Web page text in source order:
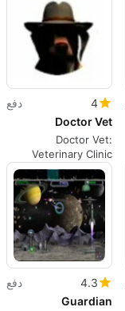
4
دفع
Doctor Vet
Doctor Vet:
Veterinary Clinic
Management
Software
4.3
دفع
Guardian